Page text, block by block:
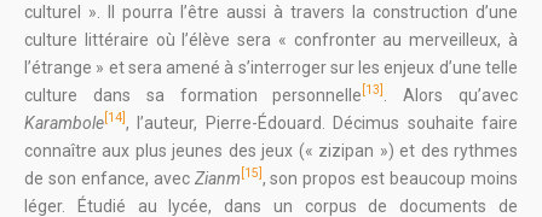
culturel ». Il pourra l’être aussi à travers la construction d’une
culture littéraire où l’élève sera « confronter au merveilleux, à
l’étrange » et sera amené à s’interroger sur les enjeux d’une telle
culture dans sa formation personnelle [13]
. Alors qu’avec
Karambole [14] , l’auteur, Pierre-Édouard. Décimus souhaite faire
connaître aux plus jeunes des jeux (« zizipan ») et des rythmes
de son enfance, avec Zianm [15] , son propos est beaucoup moins
léger. Étudié au lycée, dans un corpus de documents de